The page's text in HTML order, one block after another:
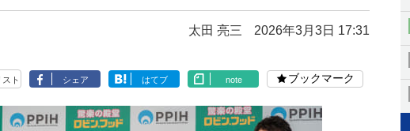
太田 亮三 2026年3月3日 17:31
スト シェア はてブ note ブックマーク